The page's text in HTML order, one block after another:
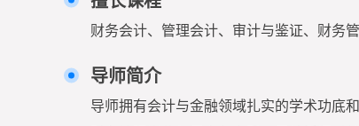
财务会计、管理会计、审计与鉴证、财务
导师简介
导师拥有会计与金融领域扎实的学术功底